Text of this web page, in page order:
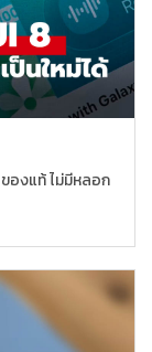
องแท้ ไม่มีหลอก